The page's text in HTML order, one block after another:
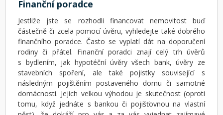
Finanční poradce
Jestliže jste se rozhodli financovat nemovitost buď
částečně či zcela pomocí úvěru, vyhledejte také dobrého
finančního poradce. Často se vyplatí dát na doporučení
rodiny či přátel. Finanční poradci znají celý trh úvěrů
s bydlením, jak hypotéční úvěry všech bank, úvěry ze
stavebních spoření, ale také pojistky související s
následným pojištěním postaveného domu či samotné
domácnosti. Jejich velkou výhodou je skutečnost (oproti
tomu, když jednáte s bankou či pojišťovnou na vlastní